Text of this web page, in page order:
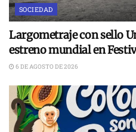
SOCIEDAD
Largometraje con sello
estreno mundial en
6 DE AGOSTO DE 2026